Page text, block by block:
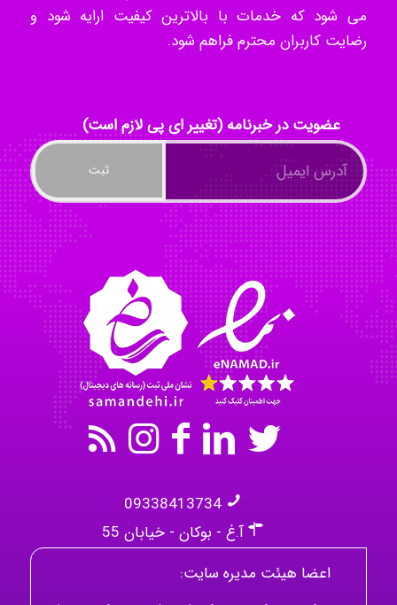
ayda habibnejad
Nazaninkarkon
Omid
Mehrab
می شود که خدمات با بالاترین کیفیت ارایه شود و
رضایت کاربران محترم فراهم شود.
عضویت در خبرنامه (تغییر ای پی لازم است)
09338413734
آ.غ - بوکان - خیابان 55
اعضا هیئت مدیره سایت: